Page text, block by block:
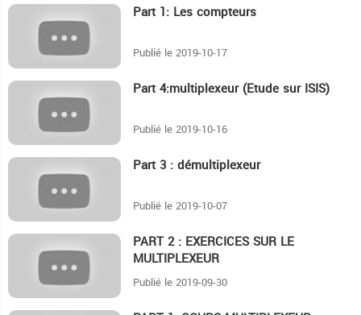
Part 1: Les compteurs
Publié le 2019-10-17
Part 4:multiplexeur (Etude sur ISIS)
Publié le 2019-10-16
Part 3 : démultiplexeur
Publié le 2019-10-07
PART 2 : EXERCICES SUR LE
MULTIPLEXEUR
Publié le 2019-09-30